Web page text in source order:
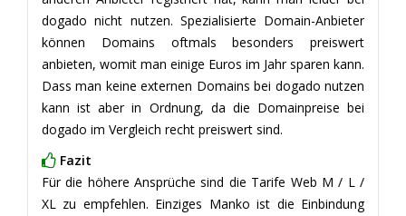
dogado nicht nutzen. Spezialisierte Domain-Anbieter
können Domains oftmals besonders preiswert
anbieten, womit man einige Euros im Jahr sparen kann.
Dass man keine externen Domains bei dogado nutzen
kann ist aber in Ordnung, da die Domainpreise bei
dogado im Vergleich recht preiswert sind.
Fazit
Für die höhere Ansprüche sind die Tarife Web M / L /
XL zu empfehlen. Einziges Manko ist die Einbindung